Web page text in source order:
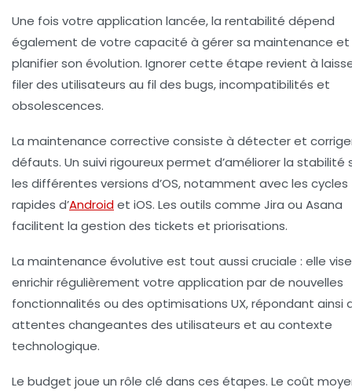
Une fois votre application lancée, la rentabilité dépend
également de votre capacité à gérer sa maintenance et
planifier son évolution. Ignorer cette étape revient à
filer des utilisateurs au fil des bugs, incompatibilités et
obsolescences.
La maintenance corrective consiste à détecter et
défauts. Un suivi rigoureux permet d’améliorer la stabilité
les différentes versions d’OS, notamment avec les cycles
rapides d’Androidet iOS. Les outils comme Jira ou Asana
facilitent la gestion des tickets et priorisations.
La maintenance évolutive est tout aussi cruciale : elle
enrichir régulièrement votre application par de nouvelles
fonctionnalités ou des optimisations UX, répondant ainsi
attentes changeantes des utilisateurs et au contexte
technologique.
Le budget joue un rôle clé dans ces étapes. Le coût